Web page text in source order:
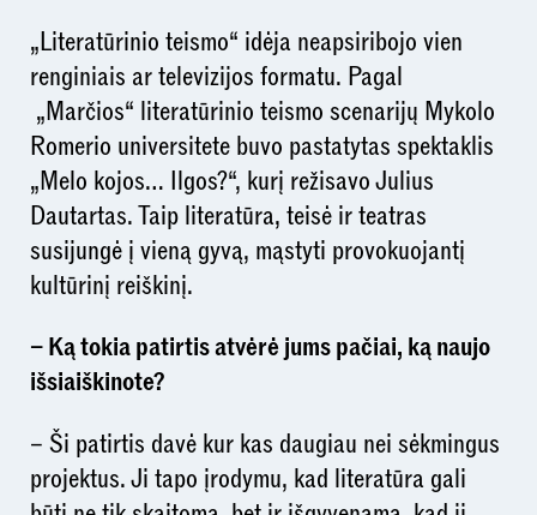
„Literatūrinio teismo“ idėja neapsiribojo vien
renginiais ar televizijos formatu. Pagal
„Marčios“ literatūrinio teismo scenarijų Mykolo
Romerio universitete buvo pastatytas spektaklis
„Melo kojos… Ilgos?“, kurį režisavo Julius
Dautartas. Taip literatūra, teisė ir teatras
susijungė į vieną gyvą, mąstyti provokuojantį
kultūrinį reiškinį.
– Ką tokia patirtis atvėrė jums pačiai, ką naujo
išsiaiškinote?
– Ši patirtis davė kur kas daugiau nei sėkmingus
projektus. Ji tapo įrodymu, kad literatūra gali